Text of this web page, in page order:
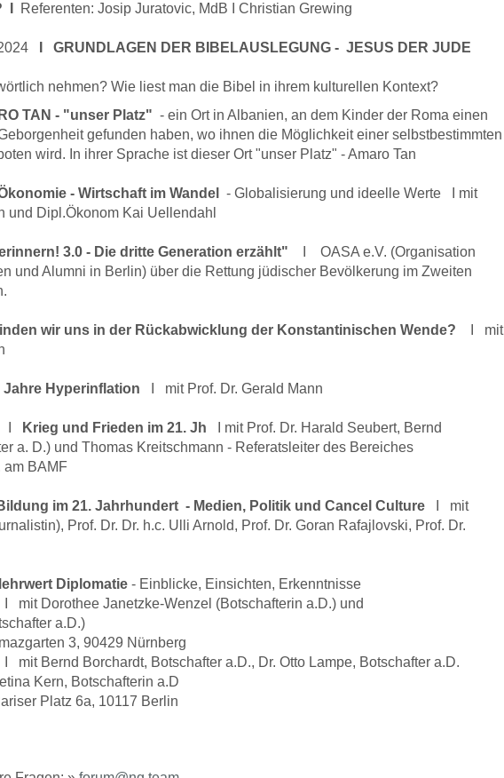
I
Referenten: Josip Juratovic, MdB I Christian Grewing
I GRUNDLAGEN DER BIBELAUSLEGUNG - JESUS DER JUDE
nehmen? Wie liest man die Bibel in ihrem kulturellen Kontext?
TAN - "unser Platz" - ein Ort in Albanien, an dem Kinder der Roma einen
gefunden haben, wo ihnen die Möglichkeit einer selbstbestimmten
wird. In ihrer Sprache ist dieser Ort "unser Platz" - Amaro Tan
- Wirtschaft im Wandel
- Globalisierung und ideelle Werte I mit
und Dipl.Ökonom Kai Uellendahl
3.0 - Die dritte Generation erzählt"
I OASA e.V. (Organisation
und Alumni in Berlin) über die Rettung jüdischer Bevölkerung im Zweiten
wir uns in der Rückabwicklung der Konstantinischen Wende? I mit
Jahre Hyperinflation I mit Prof. Dr. Gerald Mann
I Krieg und Frieden im 21. Jh I mit Prof. Dr. Harald Seubert, Bernd
a. D.) und Thomas Kreitschmann - Referatsleiter des Bereiches
am BAMF
im 21. Jahrhundert - Medien, Politik und Cancel Culture
I mit
Prof. Dr. Dr. h.c. Ulli Arnold, Prof. Dr. Goran Rafajlovski, Prof. Dr.
Diplomatie - Einblicke, Einsichten, Erkenntnisse
mit Dorothee Janetzke-Wenzel (Botschafterin a.D.) und
a.D.)
3, 90429 Nürnberg
mit Bernd Borchardt, Botschafter a.D., Dr. Otto Lampe, Botschafter a.D.
Kern, Botschafterin a.D
Platz 6a, 10117 Berlin